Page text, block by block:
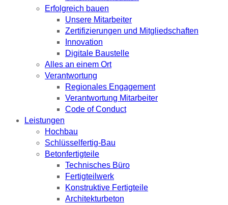
Erfolgreich bauen
Unsere Mitarbeiter
Zertifizierungen und Mitgliedschaften
Innovation
Digitale Baustelle
Alles an einem Ort
Verantwortung
Regionales Engagement
Verantwortung Mitarbeiter
Code of Conduct
Leistungen
Hochbau
Schlüsselfertig-Bau
Betonfertigteile
Technisches Büro
Fertigteilwerk
Konstruktive Fertigteile
Architekturbeton